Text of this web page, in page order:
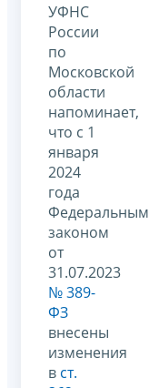
УФНС
России
по
Московской
области
напоминает,
что с 1
января
2024
года
Федеральным
законом
от
31.07.2023
№ 389-
ФЗ
внесены
изменения
в ст.